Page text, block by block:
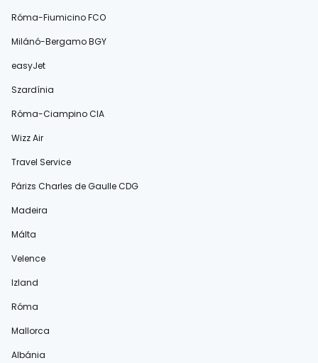
Róma-Fiumicino FCO
Milánó-Bergamo BGY
easyJet
Szardínia
Róma-Ciampino CIA
Wizz Air
Travel Service
Párizs Charles de Gaulle CDG
Madeira
Málta
Velence
Izland
Róma
Mallorca
Albánia